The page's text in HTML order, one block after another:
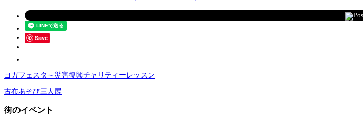
Save
ヨガフェスタ～災害復興チャリティーレッスン
古布あそび三人展
街のイベント